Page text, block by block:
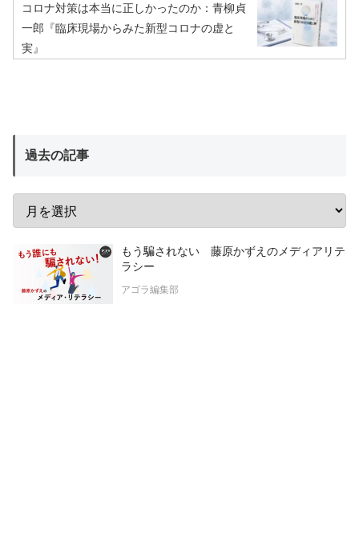
コロナ対策は本当に正しかったのか：青柳貞
一郎『臨床現場からみた新型コロナの虚と
実』
過去の記事
もう騙されない 藤原かずえのメディアリテ
ラシー
アゴラ編集部